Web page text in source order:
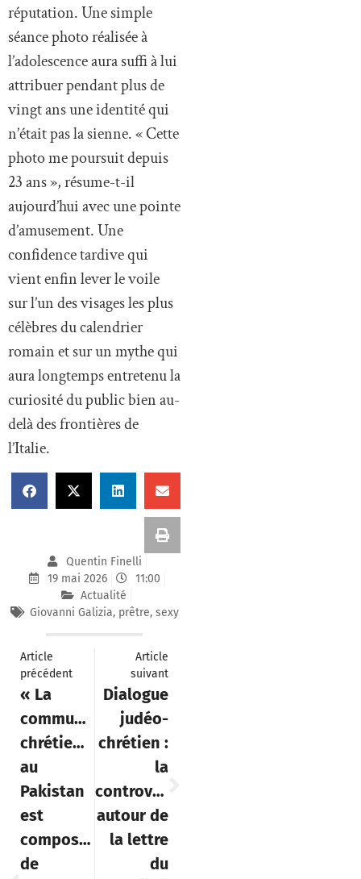
réputation. Une simple
séance photo réalisée à
l’adolescence aura suffi à lui
attribuer pendant plus de
vingt ans une identité qui
n’était pas la sienne. « Cette
photo me poursuit depuis
23 ans », résume-t-il
aujourd’hui avec une pointe
d’amusement. Une
confidence tardive qui
vient enfin lever le voile
sur l’un des visages les plus
célèbres du calendrier
romain et sur un mythe qui
aura longtemps entretenu la
curiosité du public bien au-
delà des frontières de
l’Italie.
Quentin Finelli
19 mai 2026
11:00
Actualité
Giovanni Galizia, prêtre, sexy
Article
précédent
« La
communauté
chrétienne
au
Pakistan
est
composée
de
Article
suivant
Dialogue
judéo-
chrétien :
la
controverse
autour de
la lettre
du